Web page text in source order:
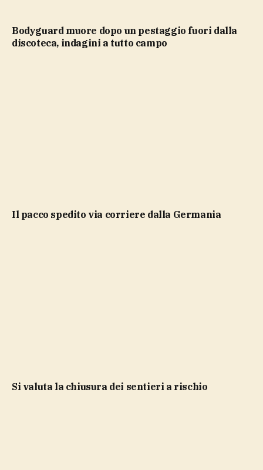
Bodyguard muore dopo un pestaggio fuori dalla
discoteca, indagini a tutto campo
il pacco spedito via corriere dalla Germania
si valuta la chiusura dei sentieri a rischio